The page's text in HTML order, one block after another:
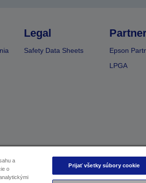
Legal
Safety Data Sheets
Epson
LPGA
a
o
Prijať všetky súbory cookie